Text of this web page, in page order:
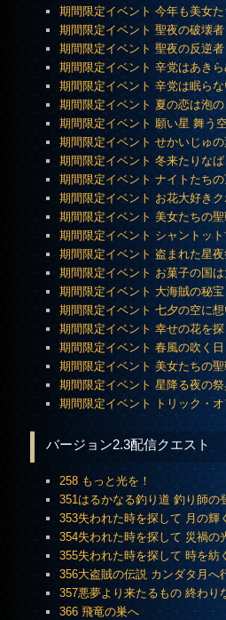
期間限定イベント 今年も美女
期間限定イベント 聖夜の破壊者
期間限定イベント 聖夜の反逆者
期間限定イベント 辛党はあき
期間限定イベント 辛党は眠らな
期間限定イベント 夏の恋は泡の
期間限定イベント 願い星 舞う
期間限定イベント せかいじゅの
期間限定イベント 冬来たりな
期間限定イベント ナイトたち
期間限定イベント お花大好きク
期間限定イベント 美女たちの
期間限定イベント シャントッ
期間限定イベント 盗まれた星夜
期間限定イベント お菓子の国
期間限定イベント 大海賊の秘宝
期間限定イベント 七夕の空に
期間限定イベント 幸せの花を探
期間限定イベント 春風の吹く
期間限定イベント 美女たちの聖
期間限定イベント 星降る夜の祭
期間限定イベント トリック・オ
バージョン2.3配信クエスト
258 もっと光を！
351はるかなる釣り道 釣り師の
353失われた時を探して 月の輝
354失われた時を探して 災禍の
355失われた時を探して 時を紡
356大盗賊の伝説 カンダタ月へ
357悪夢より来たるもの 終わり
366 飛竜の巣へ